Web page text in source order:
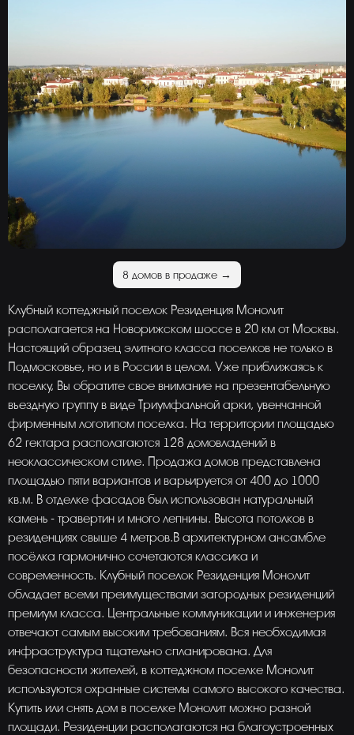
8 домов в продаже →
Клубный коттеджный поселок Резиденция Монолит
располагается на Новорижском шоссе в 20 км от Москвы.
Настоящий образец элитного класса поселков не только в
Подмосковье, но и в России в целом. Уже приближаясь к
поселку, Вы обратите свое внимание на презентабельную
въездную группу в виде Триумфальной арки, увенчанной
фирменным логотипом поселка. На территории площадью
62 гектара располагаются 128 домовладений в
неоклассическом стиле. Продажа домов представлена
площадью пяти вариантов и варьируется от 400 до 1000
кв.м. В отделке фасадов был использован натуральный
камень - травертин и много лепнины. Высота потолков в
резиденциях свыше 4 метров.В архитектурном ансамбле
посёлка гармонично сочетаются классика и
современность. Клубный поселок Резиденция Монолит
обладает всеми преимуществами загородных резиденций
премиум класса. Центральные коммуникации и инженерия
отвечают самым высоким требованиям. Вся необходимая
инфраструктура тщательно спланирована. Для
безопасности жителей, в коттеджном поселке Монолит
используются охранные системы самого высокого качества.
Купить или снять дом в поселке Монолит можно разной
площади. Резиденции располагаются на благоустроенных